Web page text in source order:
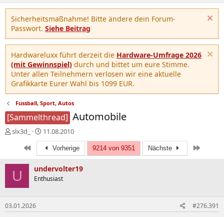
Sicherheitsmaßnahme! Bitte ändere dein Forum-
Passwort. Siehe Beitrag
Hardwareluxx führt derzeit die Hardware-Umfrage 2026
(mit Gewinnspiel) durch und bittet um eure Stimme.
Unter allen Teilnehmern verlosen wir eine aktuelle
Grafikkarte Eurer Wahl bis 1099 EUR.
Fussball, Sport, Autos
[Sammelthread] Automobile
E
e
r
slx3d_
E
r
s
t
e
l
m
11.08.2010
Erste Vorherige 9214 von 9351 Nächste
U undervolter19
Enthusiast
03.01.2026 #276.391